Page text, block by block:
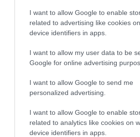
I want to allow Google to enable
related to advertising like cookies
device identifiers in apps.
I want to allow my user data to be
Google for online advertising
I want to allow Google to send me
personalized advertising.
I want to allow Google to enable
related to analytics like cookies on
device identifiers in apps.
KIRÁNDULÁS A
GYÓGYNÖVÉNYKERTBE ÉS